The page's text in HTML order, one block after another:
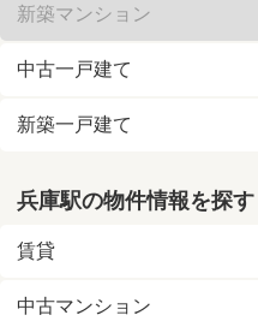
新築マンション
中古一戸建て
新築一戸建て
兵庫駅の物件情報を探す
賃貸
中古マンション